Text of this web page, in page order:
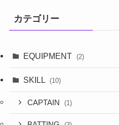
カテゴリー
EQUIPMENT (2)
SKILL (10)
CAPTAIN (1)